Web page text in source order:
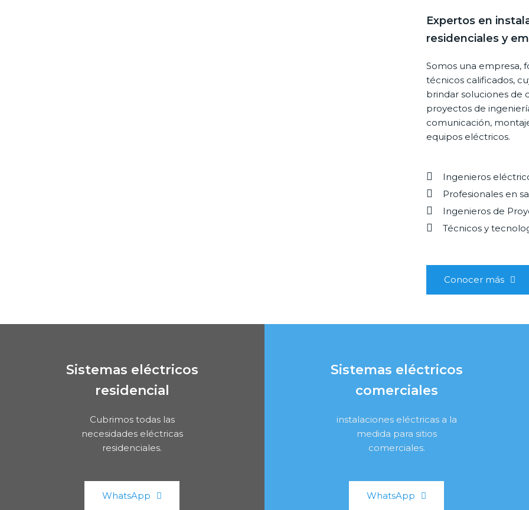
Expertos en
residenciales y
Somos una empresa,
técnicos calificados,
brindar soluciones de
proyectos de
comunicación,
equipos eléctricos.
Ingenieros
Profesionales en
Ingenieros de
Técnicos y
Conocer más
Sistemas eléctricos
residencial
Cubrimos todas las
necesidades eléctricas
residenciales.
WhatsApp
Sistemas eléctricos
comerciales
instalaciones eléctricas a la
medida para sitios
comerciales.
WhatsApp